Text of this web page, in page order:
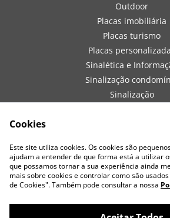
Outdoor
Placas imobiliária
Placas turismo
Placas
Sinalética e
Sinalização
Sinalização
embarcações
Vestuário
Cookies
Este site utiliza cookies. Os cookies são
ajudam a entender de que forma está a utilizar
que possamos tornar a sua experiência ainda
mais sobre cookies e controlar como são
de Cookies". Também pode consultar a nossa